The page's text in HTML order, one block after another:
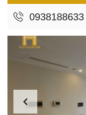
0938188633